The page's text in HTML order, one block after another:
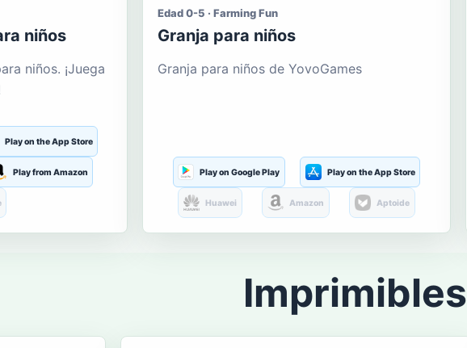
niños
niños. ¡Juega
Play on the App Store
Play from Amazon
Edad 0-5 · Farming Fun
Granja para niños
Granja para niños de YovoGames
Play on Google Play Play on the App Store
Huawei Amazon Aptoide
Imprimibles